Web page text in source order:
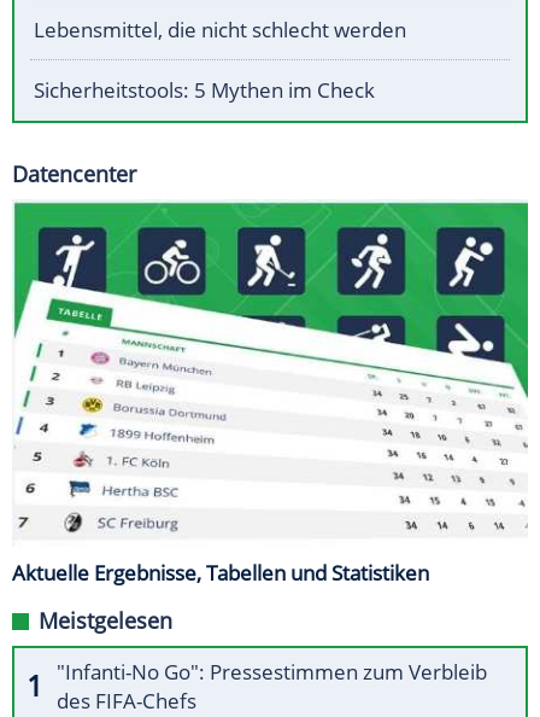
Lebensmittel, die nicht schlecht werden
Sicherheitstools: 5 Mythen im Check
Datencenter
Aktuelle Ergebnisse, Tabellen und Statistiken
Meistgelesen
"Infanti-No Go": Pressestimmen zum Verbleib
des FIFA-Chefs